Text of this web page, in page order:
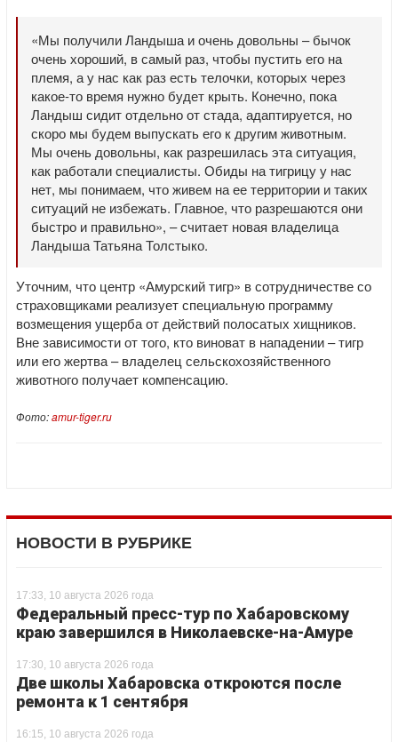
«Мы получили Ландыша и очень довольны – бычок
очень хороший, в самый раз, чтобы пустить его на
племя, а у нас как раз есть телочки, которых через
какое-то время нужно будет крыть. Конечно, пока
Ландыш сидит отдельно от стада, адаптируется, но
скоро мы будем выпускать его к другим животным.
Мы очень довольны, как разрешилась эта ситуация,
как работали специалисты. Обиды на тигрицу у нас
нет, мы понимаем, что живем на ее территории и таких
ситуаций не избежать. Главное, что разрешаются они
быстро и правильно», – считает новая владелица
Ландыша Татьяна Толстыко.
Уточним, что центр «Амурский тигр» в сотрудничестве со
страховщиками реализует специальную программу
возмещения ущерба от действий полосатых хищников.
Вне зависимости от того, кто виноват в нападении – тигр
или его жертва – владелец сельскохозяйственного
животного получает компенсацию.
Фото:amur-tiger.ru
НОВОСТИ В РУБРИКЕ
17:33, 10 августа 2026 года
Федеральный пресс-тур по Хабаровскому
краю завершился в Николаевске-на-Амуре
17:30, 10 августа 2026 года
Две школы Хабаровска откроются после
ремонта к 1 сентября
16:15, 10 августа 2026 года